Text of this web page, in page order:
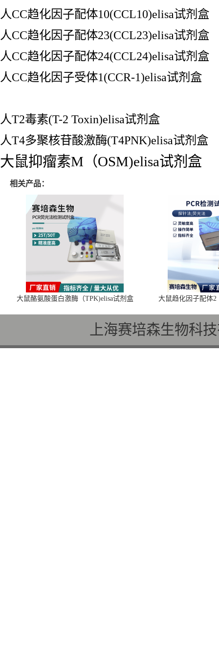
人CC趋化因子配体10(CCL10)elisa试剂盒
人CC趋化因子配体23(CCL23)elisa试剂盒
人CC趋化因子配体24(CCL24)elisa试剂盒
人CC趋化因子受体1(CCR-1)elisa试剂盒
人T2毒素(T-2 Toxin)elisa试剂盒
人T4多聚核苷酸激酶(T4PNK)elisa试剂盒
大鼠抑瘤素M（OSM)elisa试剂盒
相关产品：
大鼠酪氨酸蛋白激酶（TPK)elisa试剂盒 大鼠趋化因子配体2
上海赛培森生物科